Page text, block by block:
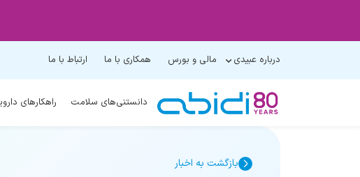
درباره عبیدی مالی و بورس همکاری با ما ارتباط با ما
دانستنی‌های سلامت راهکارهای
بازگشت به اخبار